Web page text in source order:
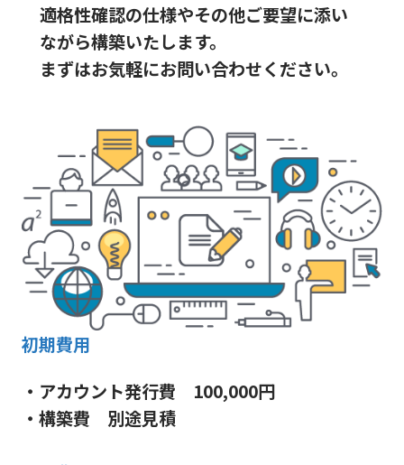
適格性確認の仕様やその他ご要望に添い
ながら構築いたします。
まずはお気軽にお問い合わせください。
初期費用
・アカウント発行費 100,000円
・構築費 別途見積